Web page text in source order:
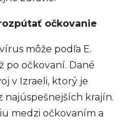
očkovanie
môže podľa E.
po očkovaní. Dané
v Izraeli, ktorý je
najúspešnejších krajín.
medzi očkovaním a